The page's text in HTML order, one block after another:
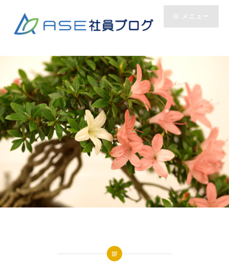
ツ
ス
キ
ッ
プ
メニュー